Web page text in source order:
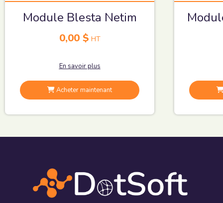
Module Blesta Netim
0,00 $ HT
En savoir plus
Acheter maintenant